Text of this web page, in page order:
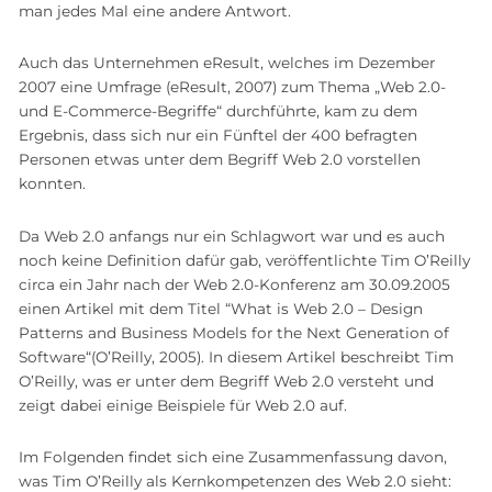
man jedes Mal eine andere Antwort.
Auch das Unternehmen eResult, welches im Dezember
2007 eine Umfrage (eResult, 2007) zum Thema „Web 2.0-
und E-Commerce-Begriffe“ durchführte, kam zu dem
Ergebnis, dass sich nur ein Fünftel der 400 befragten
Personen etwas unter dem Begriff Web 2.0 vorstellen
konnten.
Da Web 2.0 anfangs nur ein Schlagwort war und es auch
noch keine Definition dafür gab, veröffentlichte Tim O’Reilly
circa ein Jahr nach der Web 2.0-Konferenz am 30.09.2005
einen Artikel mit dem Titel “What is Web 2.0 – Design
Patterns and Business Models for the Next Generation of
Software“(O’Reilly, 2005). In diesem Artikel beschreibt Tim
O’Reilly, was er unter dem Begriff Web 2.0 versteht und
zeigt dabei einige Beispiele für Web 2.0 auf.
Im Folgenden findet sich eine Zusammenfassung davon,
was Tim O’Reilly als Kernkompetenzen des Web 2.0 sieht: